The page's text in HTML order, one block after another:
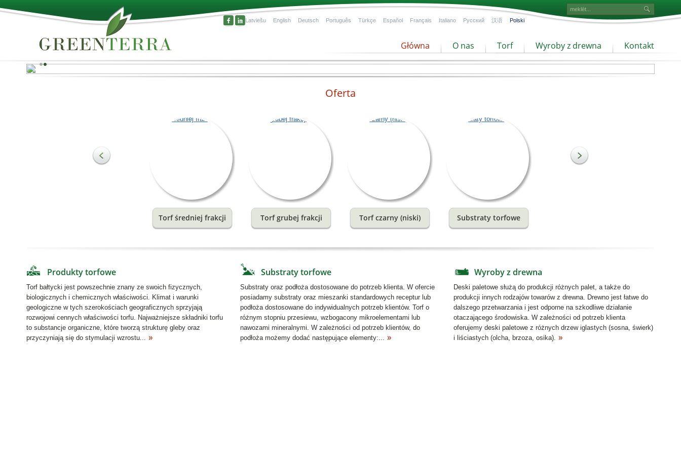
Latviešu English Deutsch Português Türkçe Español Français Italiano Русский 汉语 Polski
Główna O nas Torf Wyroby z drewna Kontakt
Najlepsze z natury!!
Deski paletowe służą do produkcji różnych palet, a także do
produkcji innych rodzajów towarów z drewna. Drewno jest
łatwe do dalszego przetwarzania i jest odporne na
Oferta
Torf średniej frakcji Torf grubej frakcji Torf czarny (niski) Substraty torfowe
Produkty torfowe
Torf bałtycki jest powszechnie znany ze swoich fizycznych,
biologicznych i chemicznych właściwości. Klimat i warunki
geologiczne w tych szerokościach geograficznych sprzyjają
rozwojowi cennych właściwości torfu. Najważniejsze składniki torfu
to substancje organiczne, które tworzą strukturę gleby oraz
przyczyniają się do stymulacji wzrostu...
Substraty torfowe
Substraty oraz podłoża dostosowane do potrzeb klienta. W ofercie
posiadamy substraty oraz mieszanki standardowych receptur lub
podłoża dostosowane do indywidualnych potrzeb klientów. Torf o
różnym stopniu przesiewu, wzbogacony mikroelementami lub
nawozami mineralnymi. W zależności od potrzeb klientów, do
podłoża możemy dodać następujące elementy:...
Wyroby z drewna
Deski paletowe służą do produkcji różnych palet, a także do
produkcji innych rodzajów towarów z drewna. Drewno jest łatwe do
dalszego przetwarzania i jest odporne na szkodliwe działanie
otaczającego środowiska. W zależności od potrzeb klienta
oferujemy deski paletowe z różnych drzew iglastych (sosna, świerk)
i liściastych (olcha, brzoza, osika).